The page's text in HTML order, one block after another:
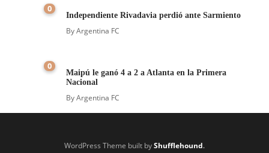
0
Independiente Rivadavia perdió ante Sarmiento
ByArgentina FC
0
Maipú le ganó 4 a 2 a Atlanta en la Primera
Nacional
ByArgentina FC
WordPress Theme built byShufflehound.